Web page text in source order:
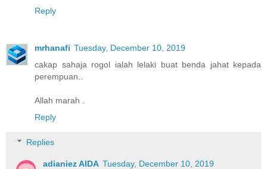
Reply
mrhanafi Tuesday, December 10, 2019
cakap sahaja rogol ialah lelaki buat benda jahat kepada
perempuan..
Allah marah .
Reply
Replies
adianiez AIDA Tuesday, December 10, 2019